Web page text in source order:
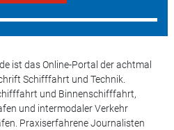
ist das Online-Portal der achtmal
Schifffahrt und Technik.
und Binnenschifffahrt,
und intermodaler Verkehr
Praxiserfahrene Journalisten